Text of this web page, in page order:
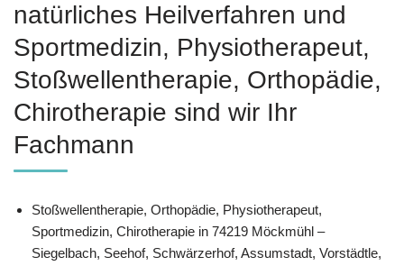
natürliches Heilverfahren und
Sportmedizin, Physiotherapeut,
Stoßwellentherapie, Orthopädie,
Chirotherapie sind wir Ihr
Fachmann
Stoßwellentherapie, Orthopädie, Physiotherapeut,
Sportmedizin, Chirotherapie in 74219 Möckmühl –
Siegelbach, Seehof, Schwärzerhof, Assumstadt, Vorstädtle,